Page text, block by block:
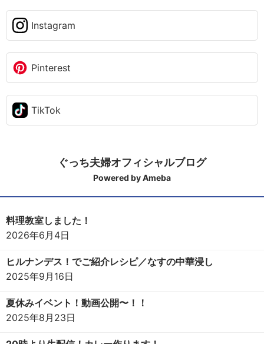
Instagram
Pinterest
TikTok
ぐっち夫婦オフィシャルブログ
Powered by Ameba
料理教室しました！
2026年6月4日
ヒルナンデス！でご紹介レシピ／なすの中華浸し
2025年9月16日
夏休みイベント！動画公開〜！！
2025年8月23日